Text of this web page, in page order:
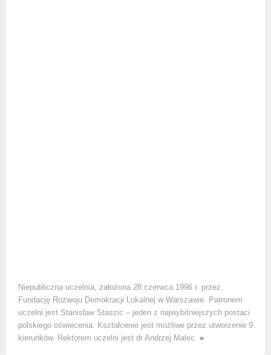
Niepubliczna uczelnia, założona 28 czerwca 1996 r. przez
Fundację Rozwoju Demokracji Lokalnej w Warszawie. Patronem
uczelni jest Stanisław Staszic – jeden z najwybitniejszych postaci
polskiego oświecenia. Kształcenie jest możliwe przez utworzenie 9
kierunków. Rektorem uczelni jest dr Andrzej Malec. »